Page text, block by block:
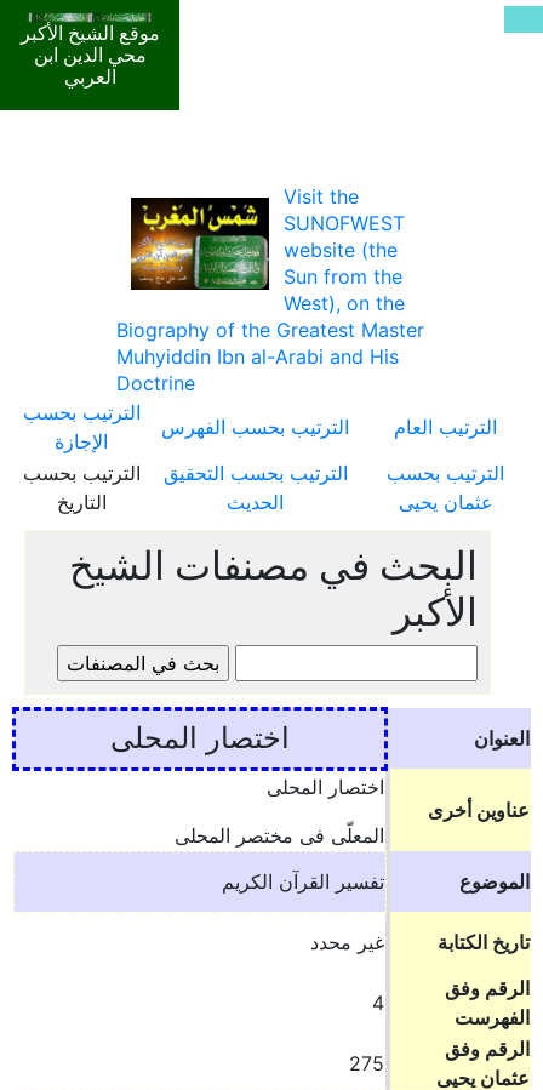
موقع الشيخ الأكبر
محي الدين ابن
العربي
Visit the
SUNOFWEST
website (the
Sun from the
West), on the
Biography of the Greatest Master
Muhyiddin Ibn al-Arabi and His
Doctrine
الترتيب العام
الترتيب بحسب الفهرس
الترتيب بحسب
الإجازة
الترتيب بحسب
عثمان يحيى
الترتيب بحسب التحقيق
الحديث
الترتيب بحسب
التاريخ
البحث في مصنفات الشيخ
الأكبر
العنوان اختصار المحلى
عناوين أخرى
اختصار المحلى
المعلّى فى مختصر المحلى
الموضوع
تفسير القرآن الكريم
تاريخ الكتابة
غير محدد
الرقم وفق
الفهرست
4
الرقم وفق
عثمان يحيى
275